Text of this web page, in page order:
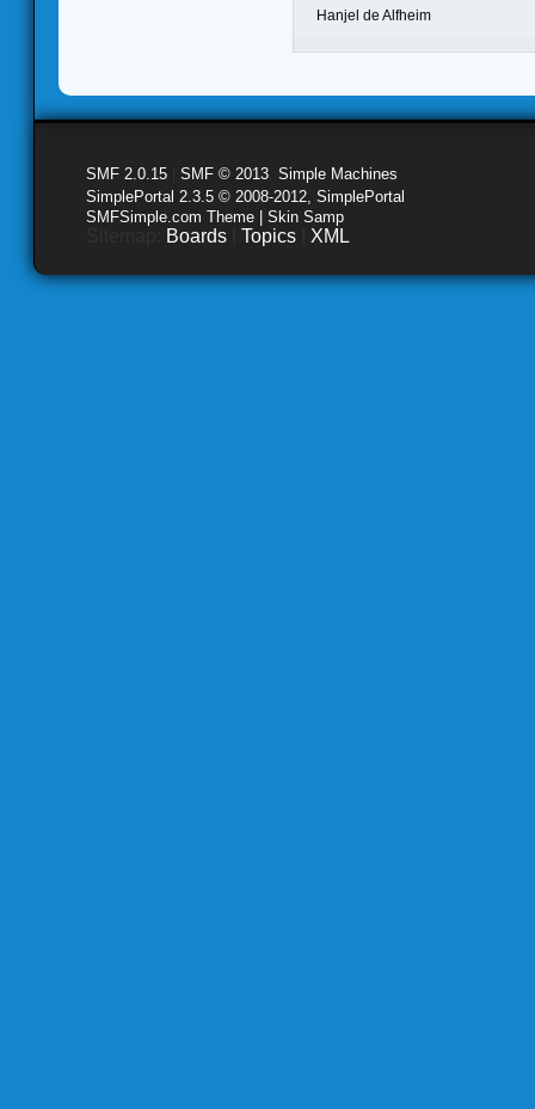
Hanjel de Alfheim
SMF 2.0.15 SMF © 2013 Simple Machines
SimplePortal 2.3.5 © 2008-2012, SimplePortal
SMFSimple.com Theme | Skin Samp
Boards Topics XML